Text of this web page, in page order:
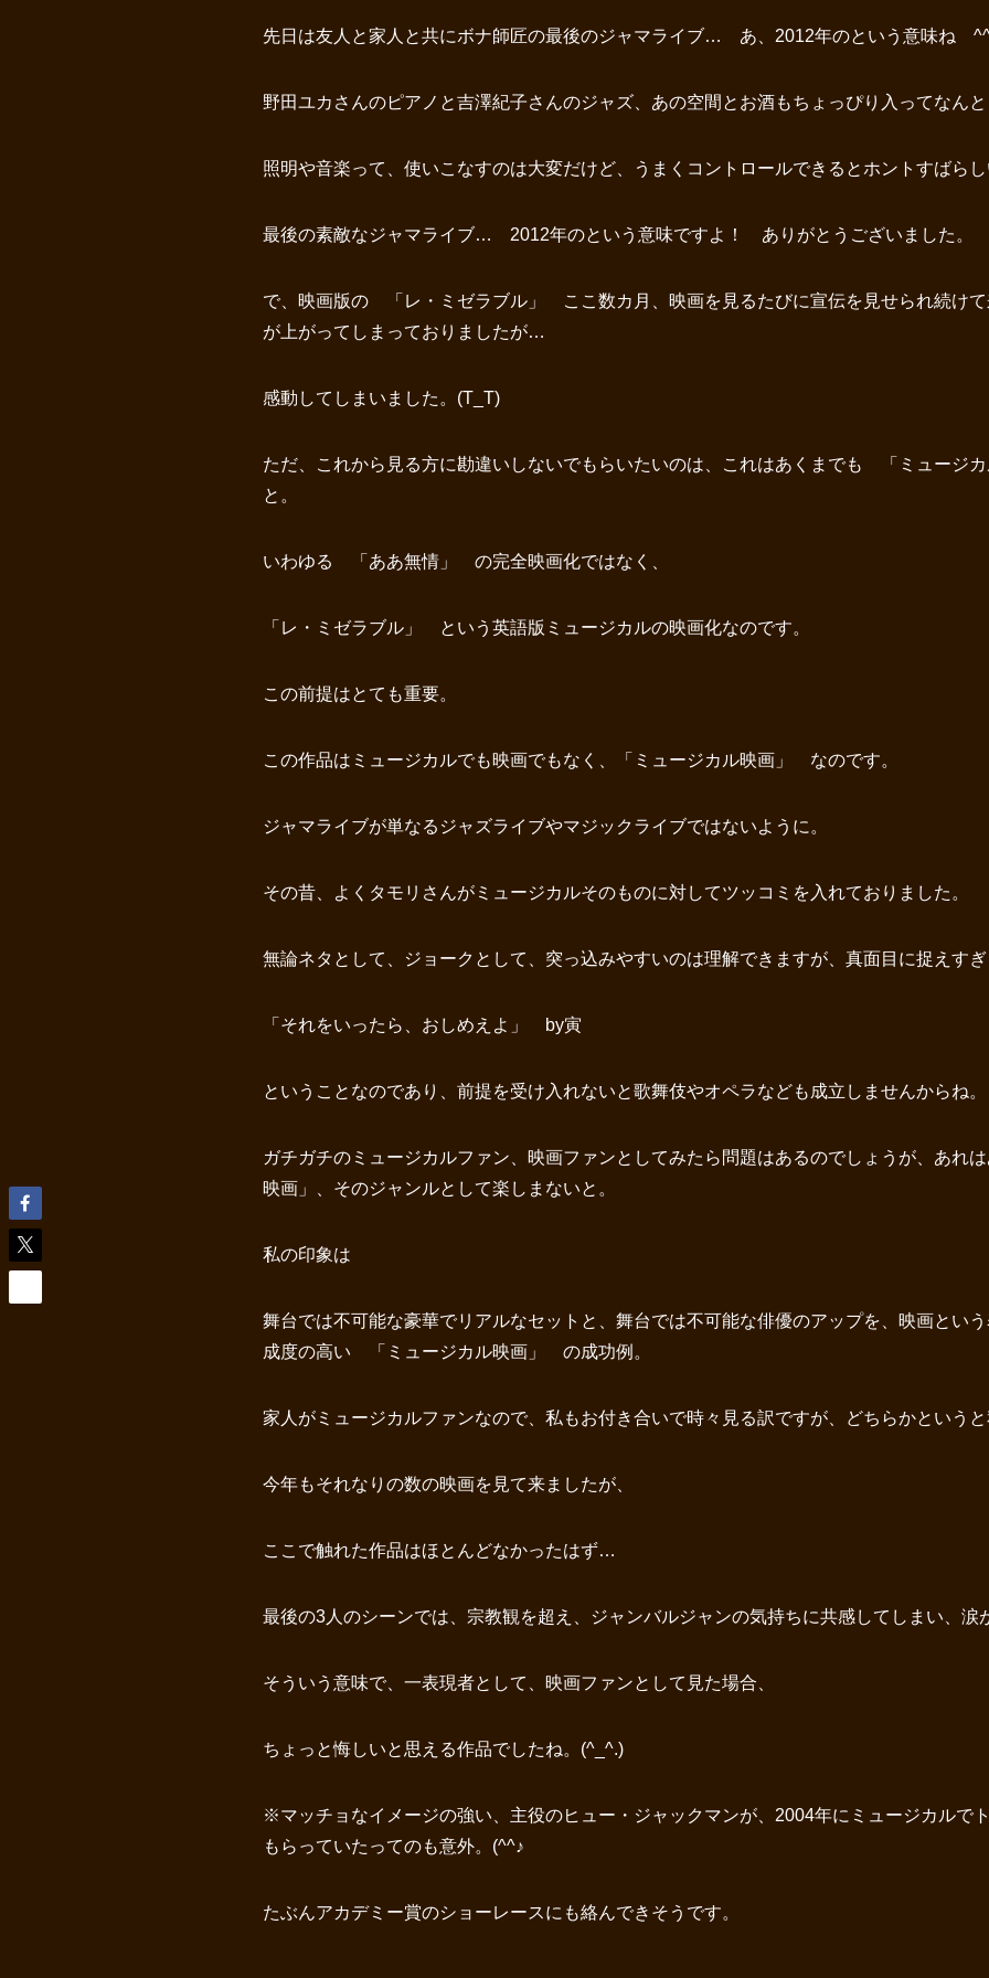
先日は友人と家人と共にボナ師匠の最後のジャマライブ… あ、2012年のという意味ね
野田ユカさんのピアノと吉澤紀子さんのジャズ、あの空間とお酒もちょっぴり入ってなん
照明や音楽って、使いこなすのは大変だけど、うまくコントロールできるとホントすばら
最後の素敵なジャマライブ… 2012年のという意味ですよ！ ありがとうございました。
で、映画版の 「レ・ミゼラブル」 ここ数カ月、映画を見るたびに宣伝を見せられ続け
が上がってしまっておりましたが…
感動してしまいました。(T_T)
ただ、これから見る方に勘違いしないでもらいたいのは、これはあくまでも 「ミュージ
と。
いわゆる 「ああ無情」 の完全映画化ではなく、
「レ・ミゼラブル」 という英語版ミュージカルの映画化なのです。
この前提はとても重要。
この作品はミュージカルでも映画でもなく、「ミュージカル映画」 なのです。
ジャマライブが単なるジャズライブやマジックライブではないように。
その昔、よくタモリさんがミュージカルそのものに対してツッコミを入れておりました。
無論ネタとして、ジョークとして、突っ込みやすいのは理解できますが、真面目に捉えす
「それをいったら、おしめえよ」 by寅
ということなのであり、前提を受け入れないと歌舞伎やオペラなども成立しませんからね。
ガチガチのミュージカルファン、映画ファンとしてみたら問題はあるのでしょうが、あれ
映画」、そのジャンルとして楽しまないと。
私の印象は
舞台では不可能な豪華でリアルなセットと、舞台では不可能な俳優のアップを、映画とい
成度の高い 「ミュージカル映画」 の成功例。
家人がミュージカルファンなので、私もお付き合いで時々見る訳ですが、どちらかという
今年もそれなりの数の映画を見て来ましたが、
ここで触れた作品はほとんどなかったはず…
最後の3人のシーンでは、宗教観を超え、ジャンバルジャンの気持ちに共感してしまい、涙
そういう意味で、一表現者として、映画ファンとして見た場合、
ちょっと悔しいと思える作品でしたね。(^_^.)
※マッチョなイメージの強い、主役のヒュー・ジャックマンが、2004年にミュージカル
もらっていたってのも意外。(^^♪
たぶんアカデミー賞のショーレースにも絡んできそうです。